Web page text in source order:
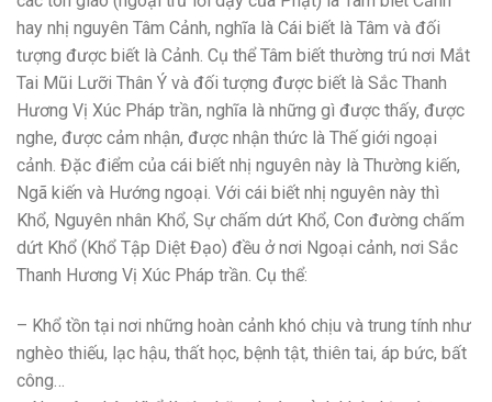
hay nhị nguyên Tâm Cảnh, nghĩa là Cái biết là Tâm và đối
tượng được biết là Cảnh. Cụ thể Tâm biết thường trú nơi Mắt
Tai Mũi Lưỡi Thân Ý và đối tượng được biết là Sắc Thanh
Hương Vị Xúc Pháp trần, nghĩa là những gì được thấy, được
nghe, được cảm nhận, được nhận thức là Thế giới ngoại
cảnh. Đặc điểm của cái biết nhị nguyên này là Thường kiến,
Ngã kiến và Hướng ngoại. Với cái biết nhị nguyên này thì
Khổ, Nguyên nhân Khổ, Sự chấm dứt Khổ, Con đường chấm
dứt Khổ (Khổ Tập Diệt Đạo) đều ở nơi Ngoại cảnh, nơi Sắc
Thanh Hương Vị Xúc Pháp trần. Cụ thể:
– Khổ tồn tại nơi những hoàn cảnh khó chịu và trung tính như
nghèo thiếu, lạc hậu, thất học, bệnh tật, thiên tai, áp bức, bất
công…